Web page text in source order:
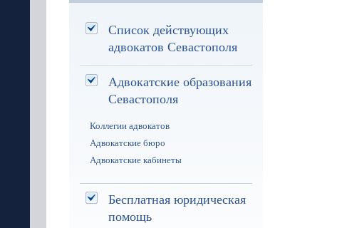
Список действующих
адвокатов Севастополя
Адвокатские образования
Севастополя
Коллегии адвокатов
Адвокатские бюро
Адвокатские кабинеты
Бесплатная юридическая
помощь